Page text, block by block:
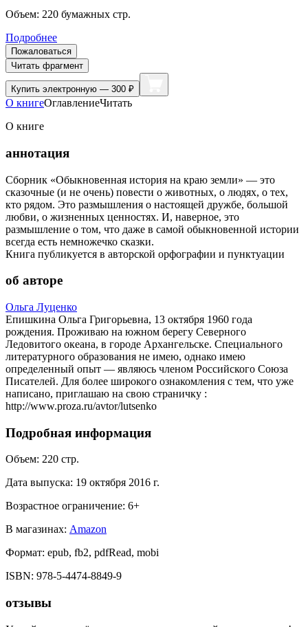
Объем: 220 бумажных стр.
Подробнее
Пожаловаться
Читать фрагмент
Купить электронную — 300 ₽
О книгеОглавлениеЧитать
О книге
аннотация
Сборник «Обыкновенная история на краю земли» — это
сказочные (и не очень) повести о животных, о людях, о тех,
кто рядом. Это размышления о настоящей дружбе, большой
любви, о жизненных ценностях. И, наверное, это
размышление о том, что даже в самой обыкновенной истории
всегда есть немножечко сказки.
Книга публикуется в авторской орфографии и пунктуации
об авторе
Ольга Луценко
Епишкина Ольга Григорьевна, 13 октября 1960 года
рождения. Проживаю на южном берегу Северного
Ледовитого океана, в городе Архангельске. Специального
литературного образования не имею, однако имею
определенный опыт — являюсь членом Российского Союза
Писателей. Для более широкого ознакомления с тем, что уже
написано, приглашаю на свою страничку :
http://www.proza.ru/avtor/lutsenko
Подробная информация
Объем: 220 стр.
Дата выпуска: 19 октября 2016 г.
Возрастное ограничение: 6+
В магазинах: Amazon
Формат: epub, fb2, pdfRead, mobi
ISBN: 978-5-4474-8849-9
отзывы